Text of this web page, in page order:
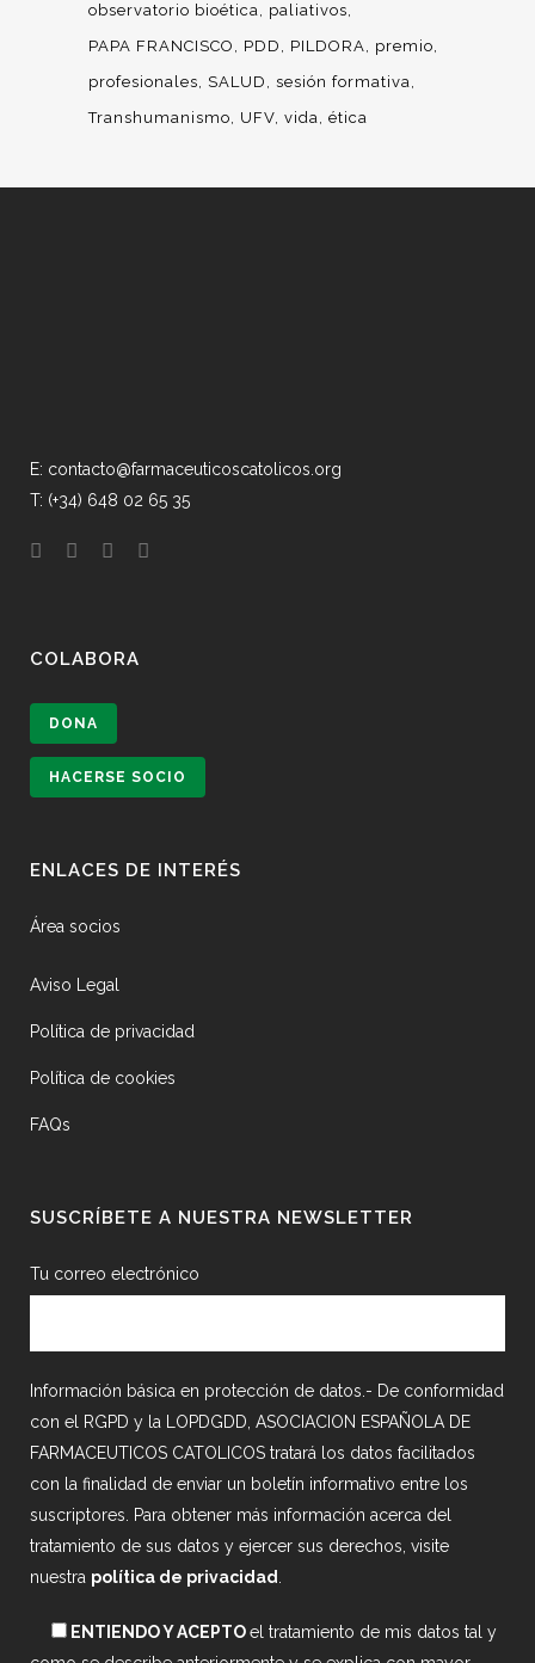
observatorio bioética
paliativos
PAPA FRANCISCO
PDD PILDORA
premio
profesionales
SALUD
sesión formativa
Transhumanismo
UFV vida ética
E: contacto@farmaceuticoscatolicos.org
T: (+34) 648 02 65 35
COLABORA
DONA
HACERSE SOCIO
ENLACES DE INTERÉS
Área socios
Aviso Legal
Política de privacidad
Política de cookies
FAQs
SUSCRÍBETE A NUESTRA NEWSLETTER
Tu correo electrónico
Información básica en protección de datos.- De conformidad
con el RGPD y la LOPDGDD, ASOCIACION ESPAÑOLA DE
FARMACEUTICOS CATOLICOS tratará los datos facilitados
con la finalidad de enviar un boletín informativo entre los
suscriptores. Para obtener más información acerca del
tratamiento de sus datos y ejercer sus derechos, visite
nuestra política de privacidad
ENTIENDO Y ACEPTOel tratamiento de mis datos tal y